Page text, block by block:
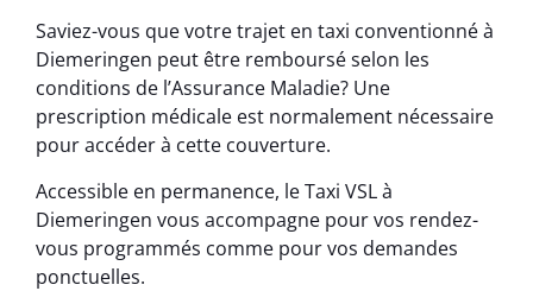
Saviez-vous que votre trajet en taxi conventionné à
Diemeringen peut être remboursé selon les
conditions de l’Assurance Maladie? Une
prescription médicale est normalement nécessaire
pour accéder à cette couverture.
Accessible en permanence, le Taxi VSL à
Diemeringen vous accompagne pour vos rendez-
vous programmés comme pour vos demandes
ponctuelles.